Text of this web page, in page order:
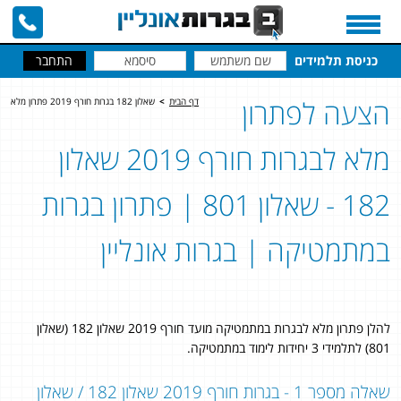
כניסת תלמידים
דף הבית > שאלון 182 בגרות חורף 2019 פתרון מלא
הצעה לפתרון
מלא לבגרות חורף 2019 שאלון
182 - שאלון 801 | פתרון בגרות
במתמטיקה | בגרות אונליין
להלן פתרון מלא לבגרות במתמטיקה מועד חורף 2019 שאלון 182 (שאלון
801) לתלמידי 3 יחידות לימוד במתמטיקה.
שאלה מספר 1 - בגרות חורף 2019 שאלון 182 / שאלון